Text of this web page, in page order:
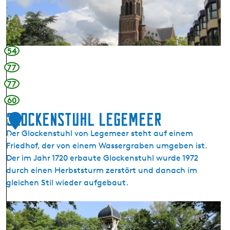
-
N
i
k
o
l
a
u
-
K
i
r
c
h
54
77
77
60
1
4
Glockenstuhl Legemeer
Der Glockenstuhl von Legemeer steht auf einem
Friedhof, der von einem Wassergraben umgeben ist.
Der im Jahr 1720 erbaute Glockenstuhl wurde 1972
durch einen Herbststurm zerstört und danach im
gleichen Stil wieder aufgebaut.
G
l